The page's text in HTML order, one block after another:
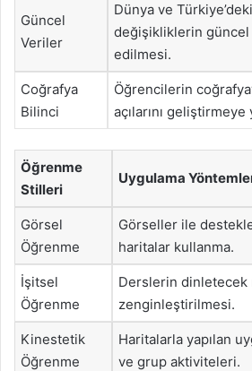
Güncel
Veriler
Dünya ve
değişikliklerin
edilmesi.
Coğrafya
Bilinci
Öğrencilerin
açılarını
Öğrenme
Stilleri
Uygulama
Görsel
Öğrenme
Görseller ile
haritalar kullanma.
İşitsel
Öğrenme
Derslerin dinletecek
zenginleştirilmesi.
Kinestetik
Öğrenme
Haritalarla yapılan
ve grup aktiviteleri.